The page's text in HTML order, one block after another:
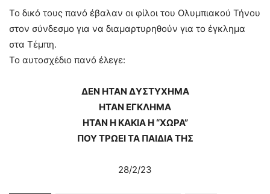
Το δικό τους πανό έβαλαν οι φίλοι του Ολυμπιακού Τήνου
στον σύνδεσμο για να διαμαρτυρηθούν για το έγκλημα
στα Τέμπη.
Το αυτοσχέδιο πανό έλεγε:
ΔΕΝ ΗΤΑΝ ΔΥΣΤΥΧΗΜΑ
ΗΤΑΝ ΕΓΚΛΗΜΑ
ΗΤΑΝ Η ΚΑΚΙΑ Η “ΧΩΡΑ”
ΠΟΥ ΤΡΩΕΙ ΤΑ ΠΑΙΔΙΑ ΤΗΣ
28/2/23